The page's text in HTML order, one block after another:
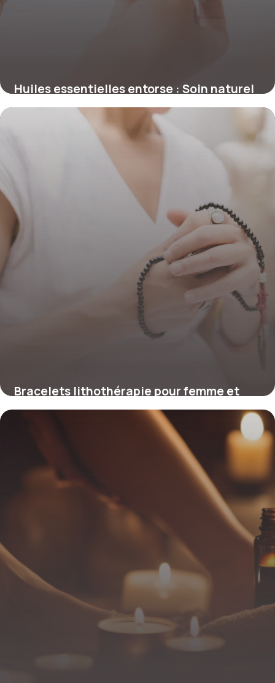
Huiles essentielles entorse : Soin naturel
15 mai 2026
Bracelets lithothérapie pour femme et
homme : critères de choix